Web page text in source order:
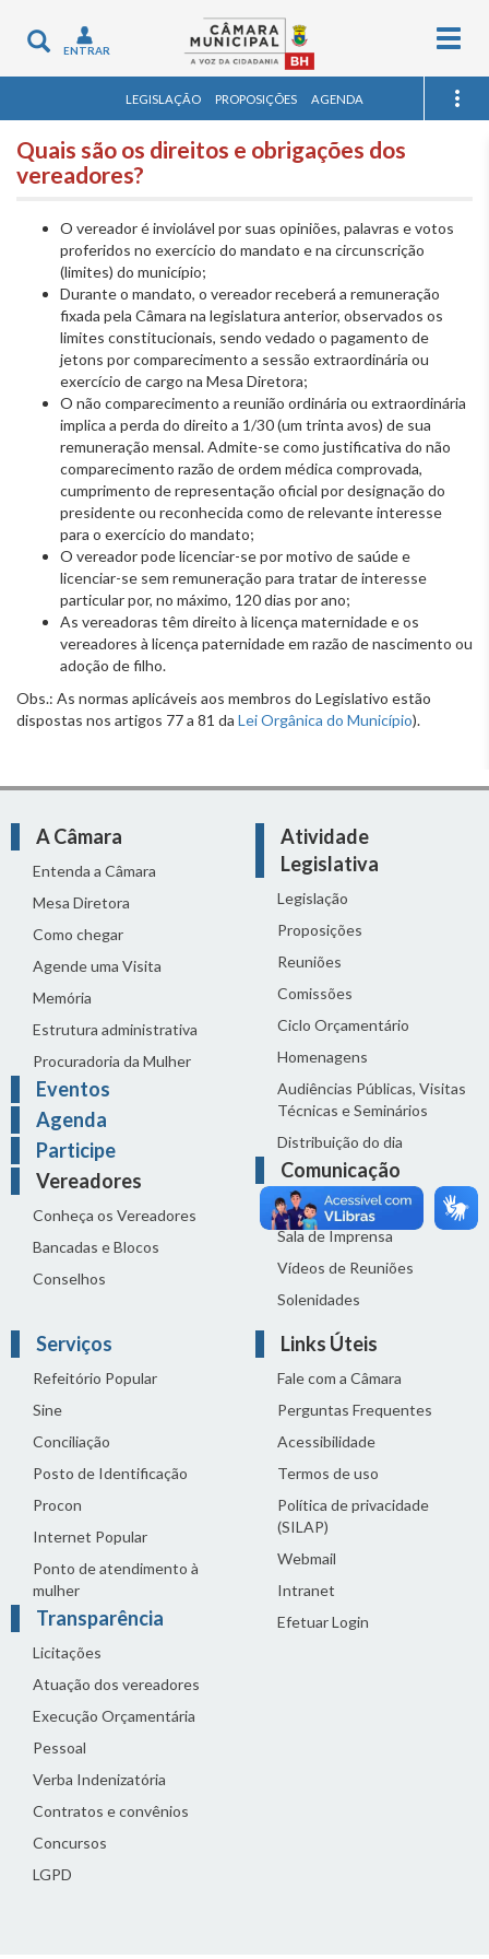
Toggle
navigation
ENTRAR
LEGISLAÇÃO PROPOSIÇÕES AGENDA
Quais são os direitos e obrigações dos
vereadores?
O vereador é inviolável por suas opiniões, palavras e votos
proferidos no exercício do mandato e na circunscrição
(limites) do município;
Durante o mandato, o vereador receberá a remuneração
fixada pela Câmara na legislatura anterior, observados os
limites constitucionais, sendo vedado o pagamento de
jetons por comparecimento a sessão extraordinária ou
exercício de cargo na Mesa Diretora;
O não comparecimento a reunião ordinária ou extraordinária
implica a perda do direito a 1/30 (um trinta avos) de sua
remuneração mensal. Admite-se como justificativa do não
comparecimento razão de ordem médica comprovada,
cumprimento de representação oficial por designação do
presidente ou reconhecida como de relevante interesse
para o exercício do mandato;
O vereador pode licenciar-se por motivo de saúde e
licenciar-se sem remuneração para tratar de interesse
particular por, no máximo, 120 dias por ano;
As vereadoras têm direito à licença maternidade e os
vereadores à licença paternidade em razão de nascimento ou
adoção de filho.
Obs.: As normas aplicáveis aos membros do Legislativo estão
dispostas nos artigos 77 a 81 da Lei Orgânica do Município).
A Câmara
Entenda a Câmara
Mesa Diretora
Como chegar
Agende uma Visita
Memória
Estrutura administrativa
Procuradoria da Mulher
Eventos
Agenda
Participe
Vereadores
Conheça os Vereadores
Bancadas e Blocos
Conselhos
Atividade
Legislativa
Legislação
Proposições
Reuniões
Comissões
Ciclo Orçamentário
Homenagens
Audiências Públicas, Visitas
Técnicas e Seminários
Distribuição do dia
Comunicação
Notícias
Sala de Imprensa
Vídeos de Reuniões
Solenidades
Serviços
Refeitório Popular
Sine
Conciliação
Posto de Identificação
Procon
Internet Popular
Ponto de atendimento à
mulher
Transparência
Licitações
Atuação dos vereadores
Execução Orçamentária
Pessoal
Verba Indenizatória
Contratos e convênios
Concursos
LGPD
Links Úteis
Fale com a Câmara
Perguntas Frequentes
Acessibilidade
Termos de uso
Política de privacidade
(SILAP)
Webmail
Intranet
Efetuar Login